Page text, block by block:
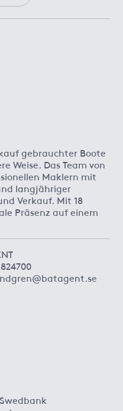
gebrauchter Boote
Weise. Das Team von
Maklern mit
langjähriger
Verkauf. Mit 18
Präsenz auf einem